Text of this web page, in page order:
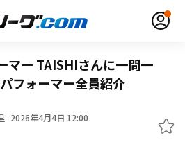
マー TAISHIさんに一問一
フォーマー全員紹介
2026年4月4日 12:00